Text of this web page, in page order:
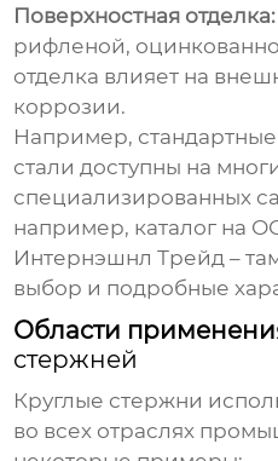
Поверхностная отделка:
рифленой,
отделка влияет на
коррозии.
Например,
стали доступны на
специализированных
например, каталог на
Интернэшнл Трейд –
выбор и подробные
Области
стержней
Круглые стержни
во всех отраслях